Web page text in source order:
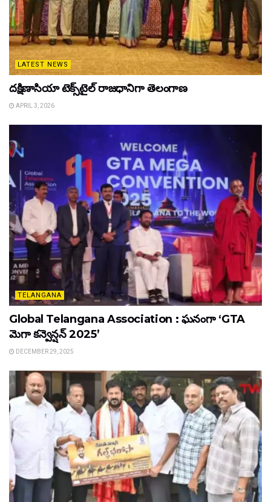
LATEST NEWS
దక్షిణాసియా టెక్స్‌టైల్ రాజధానిగా తెలంగాణ
APRIL 3, 2026
TELANGANA
Global Telangana Association : ఘనంగా ‘GTA
మెగా కన్వెన్షన్ 2025’
DECEMBER 29, 2025